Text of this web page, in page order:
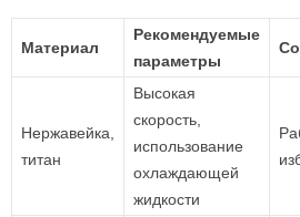
Материал
Рекомендуемые
параметры
Нержавейка,
титан
Высокая
скорость,
использование
охлаждающей
жидкости